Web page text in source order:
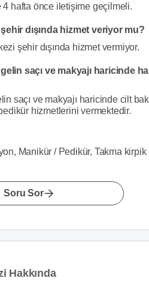
hafta önce iletişime geçilmeli.
dışında hizmet veriyor mu?
şehir dışında hizmet vermiyor.
saçı ve makyajı haricinde
saçı ve makyajı haricinde cilt
hizmetlerini vermektedir.
Manikür / Pedikür, Takma kirpik
Soru Sor
Hakkında